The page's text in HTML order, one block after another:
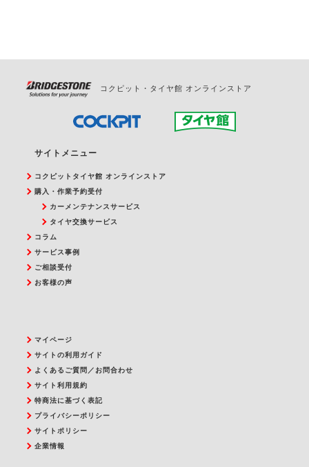
コクピット・タイヤ館 オンラインストア
サイトメニュー
コクピットタイヤ館 オンラインストア
購入・作業予約受付
カーメンテナンスサービス
タイヤ交換サービス
コラム
サービス事例
ご相談受付
お客様の声
マイページ
サイトの利用ガイド
よくあるご質問／お問合わせ
サイト利用規約
特商法に基づく表記
プライバシーポリシー
サイトポリシー
企業情報